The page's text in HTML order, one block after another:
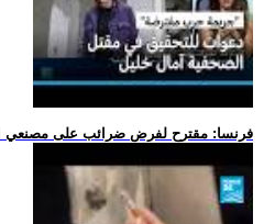
.. فرنسا: مقترح لفرض ضرائب على مصنعي